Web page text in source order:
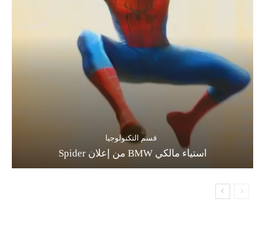
قسم التكنولوجيا
استياء مالكي BMW من إعلان Spider